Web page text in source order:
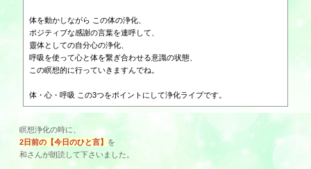
体を動かしながら この体の浄化、
ポジティブな感謝の言葉を連呼して、
靈体としての自分心の浄化、
呼吸を使って心と体を繋ぎ合わせる意識の状態、
この瞑想的に行っていきますんでね。
体・心・呼吸 この3つをポイントにして浄化ライブです。
瞑想浄化の時に、
2日前の【今日のひと言】 を
和さんが朗読して下さいました。